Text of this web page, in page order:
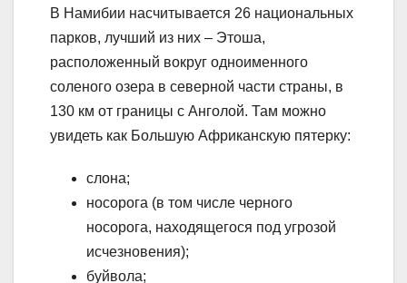
В Намибии насчитывается 26 национальных
парков, лучший из них – Этоша,
расположенный вокруг одноименного
соленого озера в северной части страны, в
130 км от границы с Анголой. Там можно
увидеть как Большую Африканскую пятерку:
слона;
носорога (в том числе черного
носорога, находящегося под угрозой
исчезновения);
буйвола;